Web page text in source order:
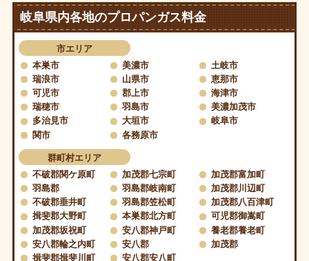
岐阜県内各地のプロパンガス料金
市エリア
本巣市
美濃市
土岐市
瑞浪市
山県市
恵那市
可児市
郡上市
海津市
瑞穂市
羽島市
美濃加茂市
多治見市
大垣市
岐阜市
関市
各務原市
群町村エリア
不破郡関ケ原町
加茂郡七宗町
加茂郡富加町
羽島郡
羽島郡岐南町
加茂郡川辺町
不破郡垂井町
羽島郡笠松町
加茂郡八百津町
揖斐郡大野町
本巣郡北方町
可児郡御嵩町
加茂郡坂祝町
安八郡神戸町
養老郡養老町
安八郡輪之内町
安八郡
加茂郡
揖斐郡揖斐川町
安八郡安八町